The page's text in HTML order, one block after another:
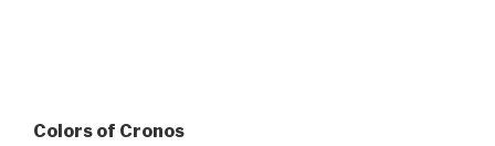
Colors of Cronos